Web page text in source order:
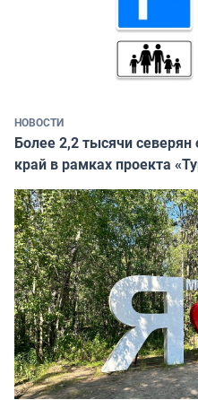
НОВОСТИ
Более 2,2 тысячи
край в рамках проекта